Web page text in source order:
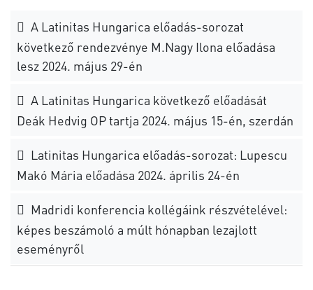
A Latinitas Hungarica előadás-sorozat
következő rendezvénye M.Nagy Ilona előadása
lesz 2024. május 29-én
A Latinitas Hungarica következő előadását
Deák Hedvig OP tartja 2024. május 15-én, szerdán
Latinitas Hungarica előadás-sorozat: Lupescu
Makó Mária előadása 2024. április 24-én
Madridi konferencia kollégáink részvételével:
képes beszámoló a múlt hónapban lezajlott
eseményről